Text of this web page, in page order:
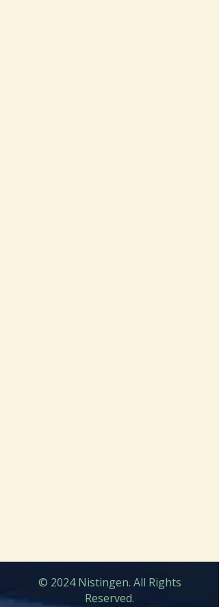
© 2024 Nistingen. All Rights
Reserved.